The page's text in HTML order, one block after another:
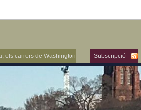
Subscripció
els carrers de Washington